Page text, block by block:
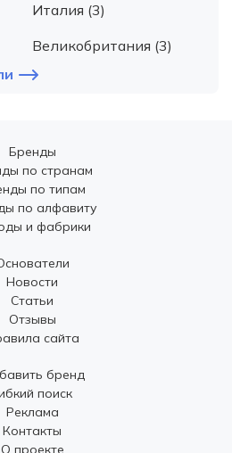
Италия (3)
Великобритания (3)
Бренды
по странам
по типам
по алфавиту
и фабрики
Новости
Статьи
Отзывы
сайта
бренд
поиск
Реклама
Контакты
О проекте